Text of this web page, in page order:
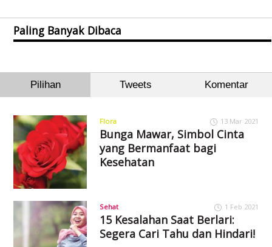
Paling Banyak Dibaca
Pilihan Tweets Komentar
Flora 13 Mar 2021
Bunga Mawar, Simbol Cinta
yang Bermanfaat bagi
Kesehatan
Sehat 1 Feb 2021
15 Kesalahan Saat Berlari:
Segera Cari Tahu dan Hindari!